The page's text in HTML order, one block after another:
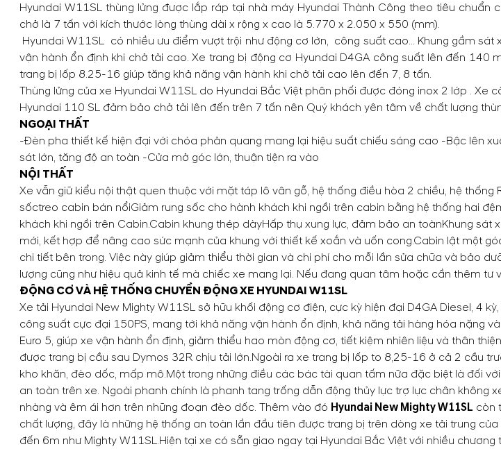
Hyundai W11SLthùng lửng được lắp ráp tại nhà máy Hyundai Thành Công theo tiêu chuẩn
chở là 7 tấn với kích thước lòng thùng dài x rộng x cao là 5.770 x 2.050 x 550 (mm).
Hyundai W11SL có nhiều ưu điểm vượt trội như động cơ lớn, công suất cao... Khung gầm
vận hành ổn định khi chở tải cao. Xe trang bị động cơ Hyundai D4GA công suất lên đến
trang bị lốp 8.25-16 giúp tăng khả năng vận hành khi chở tải cao lên đến 7, 8 tấn.
Thùng lửng của xe Hyundai W11SL do Hyundai Bắc Việt phân phối được đóng inox 2 lớp .
Hyundai 110 SL đảm bảo chở tải lên đến trên 7 tấn nên Quý khách yên tâm về chất lượng
NGOẠI THẤT
-Đèn pha thiết kế hiện đại với chóa phản quang mang lại hiệu suất chiếu sáng cao -Bậc lên
sát lớn, tăng độ an toàn -Cửa mở góc lớn, thuận tiện ra vào
NỘI THẤT
Xe vẫn giữ kiểu nội thật quen thuộc với mặt táp lô vân gỗ, hệ thống điều hòa 2 chiều, hệ
sốctreo cabin bán nổiGiảm rung sốc cho hành khách khi ngồi trên cabin bằng hệ thống hai
khách khi ngồi trên Cabin.Cabin khung thép dàyHấp thụ xung lực, đảm bảo an toànKhung sát
mới, kết hợp để nâng cao sức mạnh của khung với thiết kế xoắn và uốn cong.Cabin lật một
chi tiết bên trong. Việc này giúp giảm thiểu thời gian và chi phí cho mỗi lần sửa chữa và bảo
lượng cũng như hiệu quả kinh tế mà chiếc xe mang lại. Nếu đang quan tâm hoặc cần thêm tư
ĐỘNG CƠ VÀ HỆ THỐNG CHUYỀN ĐỘNG XE HYUNDAI W11SL
Xe tải Hyundai New Mighty W11SL sở hữu khối động cơ điện, cực kỳ hiện đại D4GA Diesel, 4
công suất cực đại 150PS, mang tới khả năng vận hành ổn định, khả năng tải hàng hóa nặng
Euro 5, giúp xe vận hành ổn định, giảm thiểu hao mòn động cơ, tiết kiệm nhiên liệu và thân
được trang bị cầu sau Dymos 32R chịu tải lớn.Ngoài ra xe trang bị lốp to 8,25-16 ở cả 2 cầu
kho khăn, đèo dốc, mấp mô.Một trong những điều các bác tài quan tấm nữa đặc biệt là đối
an toàn trên xe. Ngoài phanh chính là phanh tang trống dẫn động thủy lực trợ lực chân không
nhàng và êm ái hơn trên những đoạn đèo dốc. Thêm vào đó Hyundai New Mighty W11SL còn
chất lượng, đây là những hệ thống an toàn lần đầu tiên được trang bị trên dòng xe tải trung
đến 6m như Mighty W11SL.Hiện tại xe có sẵn giao ngay tại Hyundai Bắc Việt với nhiều